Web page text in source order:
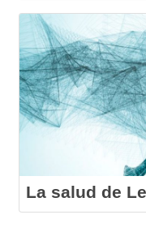
La salud de